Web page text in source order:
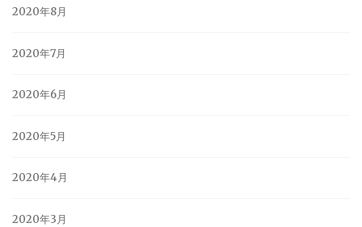
2020年8月
2020年7月
2020年6月
2020年5月
2020年4月
2020年3月